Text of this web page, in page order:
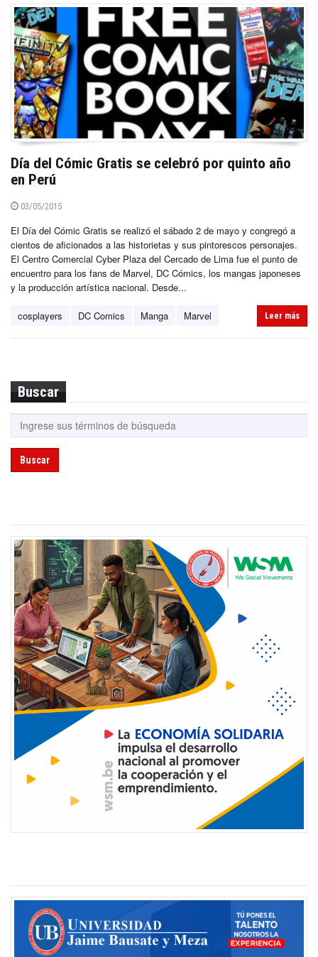
Día del Cómic Gratis se celebró por quinto año
en Perú
03/05/2015
El Día del Cómic Gratis se realizó el sábado 2 de mayo y congregó a
cientos de aficionados a las historietas y sus pintorescos personajes.
El Centro Comercial Cyber Plaza del Cercado de Lima fue el punto de
encuentro para los fans de Marvel, DC Cómics, los mangas japoneses
y la producción artística nacional. Desde...
cosplayers DC Comics Manga Marvel Leer más
Buscar
Buscar